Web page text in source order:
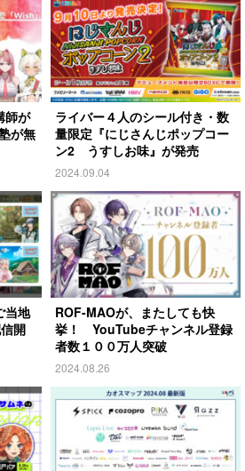
師が
が無
ライバー４人のシール付き・数
量限定『にじさんじポップコー
ン2 うすしお味』が発売
2024.09.04
当地
開
ROF-MAOが、またしても快
挙！ YouTubeチャンネル登録
者数１００万人突破
2024.08.26